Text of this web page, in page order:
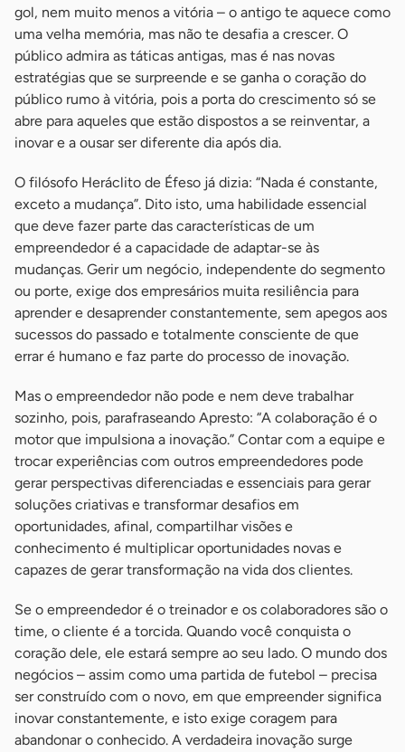
gol, nem muito menos a vitória – o antigo te aquece como
uma velha memória, mas não te desafia a crescer. O
público admira as táticas antigas, mas é nas novas
estratégias que se surpreende e se ganha o coração do
público rumo à vitória, pois a porta do crescimento só se
abre para aqueles que estão dispostos a se reinventar, a
inovar e a ousar ser diferente dia após dia.
O filósofo Heráclito de Éfeso já dizia: “Nada é constante,
exceto a mudança”. Dito isto, uma habilidade essencial
que deve fazer parte das características de um
empreendedor é a capacidade de adaptar-se às
mudanças. Gerir um negócio, independente do segmento
ou porte, exige dos empresários muita resiliência para
aprender e desaprender constantemente, sem apegos aos
sucessos do passado e totalmente consciente de que
errar é humano e faz parte do processo de inovação.
Mas o empreendedor não pode e nem deve trabalhar
sozinho, pois, parafraseando Apresto: “A colaboração é o
motor que impulsiona a inovação.” Contar com a equipe e
trocar experiências com outros empreendedores pode
gerar perspectivas diferenciadas e essenciais para gerar
soluções criativas e transformar desafios em
oportunidades, afinal, compartilhar visões e
conhecimento é multiplicar oportunidades novas e
capazes de gerar transformação na vida dos clientes.
Se o empreendedor é o treinador e os colaboradores são o
time, o cliente é a torcida. Quando você conquista o
coração dele, ele estará sempre ao seu lado. O mundo dos
negócios – assim como uma partida de futebol – precisa
ser construído com o novo, em que empreender significa
inovar constantemente, e isto exige coragem para
abandonar o conhecido. A verdadeira inovação surge